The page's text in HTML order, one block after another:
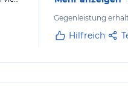
Restaurants a la
Auch der kleine
Der Weg…
Gegenleistung
Hilfreich